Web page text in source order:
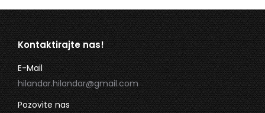
Kontaktirajte nas!
E-Mail
hilandar.hilandar@gmail.com
Pozovite nas